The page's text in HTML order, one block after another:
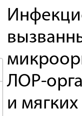
ЛОР-
и